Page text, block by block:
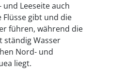
Leeseite auch
Flüsse gibt und die
führen, während die
ständig Wasser
Nord- und
liegt.